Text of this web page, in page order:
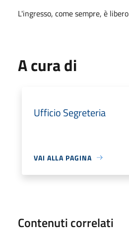
L'ingresso, come sempre, è libero
A cura di
Ufficio Segreteria
VAI ALLA PAGINA
Contenuti correlati